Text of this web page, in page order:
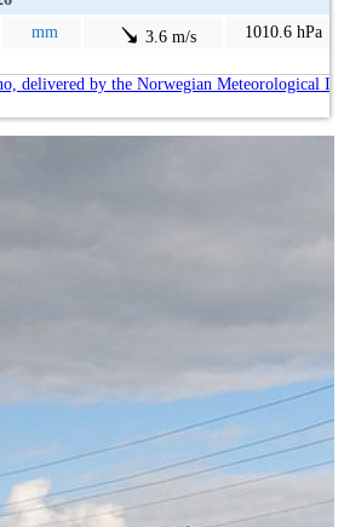
mm 3.6 m/s 1010.6 hPa
delivered by the Norwegian Meteorological